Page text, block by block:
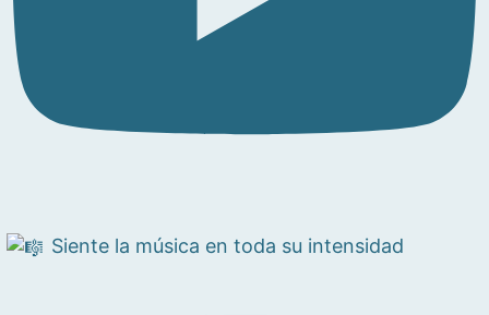
Siente la música en toda su intensidad